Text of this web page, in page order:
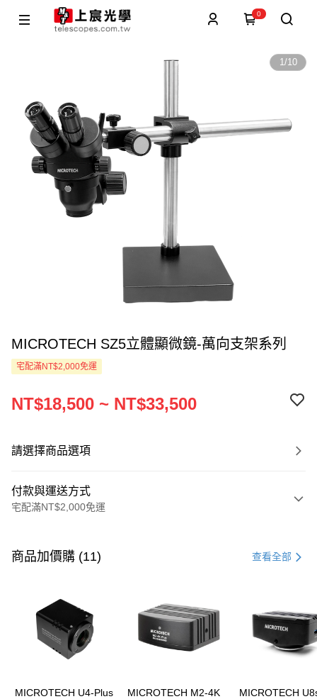
0
1/10
MICROTECH SZ5立體顯微鏡-萬向支架系列
宅配滿NT$2,000免運
NT$18,500 ~ NT$33,500
請選擇商品選項
付款與運送方式
宅配滿NT$2,000免運
信用卡一次付款
Apple Pay
ATM付款
郵寄到府(台灣本島適用)
商品加價購 (11) 查看全部
MICROTECH U4-Plus
MICROTECH M2-4K
MICROTECH